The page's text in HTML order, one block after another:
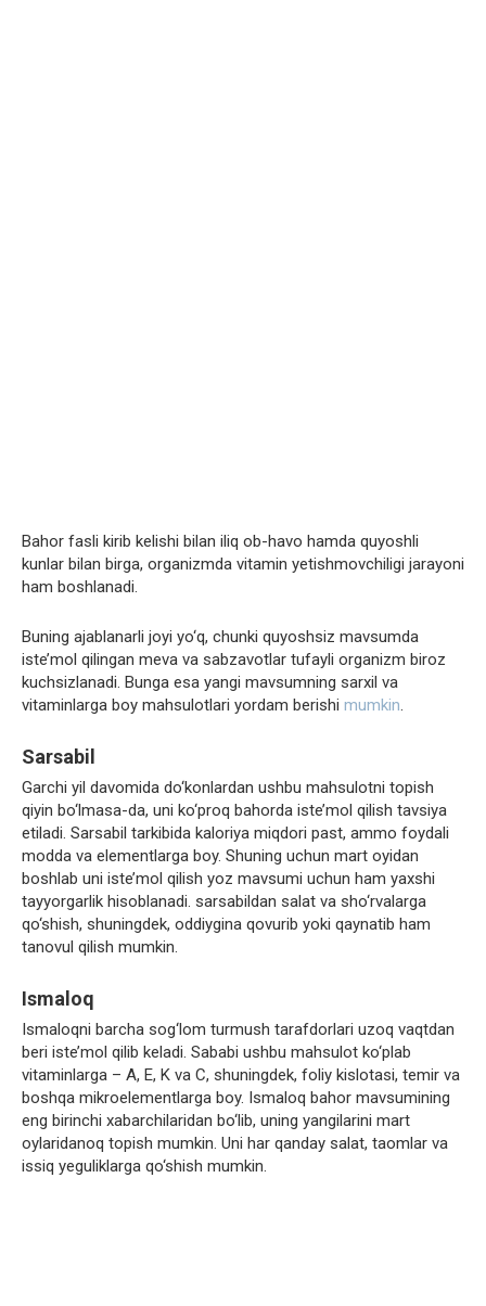
Bahor fasli kirib kelishi bilan iliq ob-havo hamda quyoshli
kunlar bilan birga, organizmda vitamin yetishmovchiligi jarayoni
ham boshlanadi.
Buning ajablanarli joyi yo‘q, chunki quyoshsiz mavsumda
iste’mol qilingan meva va sabzavotlar tufayli organizm biroz
kuchsizlanadi. Bunga esa yangi mavsumning sarxil va
vitaminlarga boy mahsulotlari yordam berishi mumkin.
Sarsabil
Garchi yil davomida do‘konlardan ushbu mahsulotni topish
qiyin bo‘lmasa-da, uni ko‘proq bahorda iste’mol qilish tavsiya
etiladi. Sarsabil tarkibida kaloriya miqdori past, ammo foydali
modda va elementlarga boy. Shuning uchun mart oyidan
boshlab uni iste’mol qilish yoz mavsumi uchun ham yaxshi
tayyorgarlik hisoblanadi. sarsabildan salat va sho‘rvalarga
qo‘shish, shuningdek, oddiygina qovurib yoki qaynatib ham
tanovul qilish mumkin.
Ismaloq
Ismaloqni barcha sog‘lom turmush tarafdorlari uzoq vaqtdan
beri iste’mol qilib keladi. Sababi ushbu mahsulot ko‘plab
vitaminlarga – A, E, K va C, shuningdek, foliy kislotasi, temir va
boshqa mikroelementlarga boy. Ismaloq bahor mavsumining
eng birinchi xabarchilaridan bo‘lib, uning yangilarini mart
oylaridanoq topish mumkin. Uni har qanday salat, taomlar va
issiq yeguliklarga qo‘shish mumkin.